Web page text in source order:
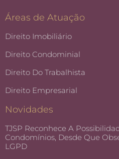
Áreas de Atuação
Direito Imobiliário
Direito Condominial
Direito Do Trabalhista
Direito Empresarial
Novidades
TJSP Reconhece A
Condomínios, Desde Que
LGPD